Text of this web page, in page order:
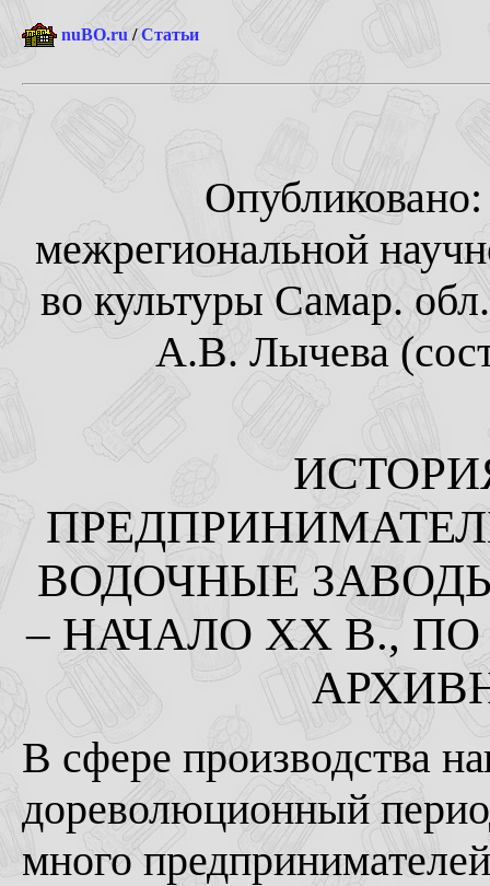
nuBO.ru /Статьи
межрегиональной
во культуры Самар.
А.В. Лычева
ВОДОЧНЫЕ
– НАЧАЛО ХХ В.,
В сфере производства
дореволюционный
много